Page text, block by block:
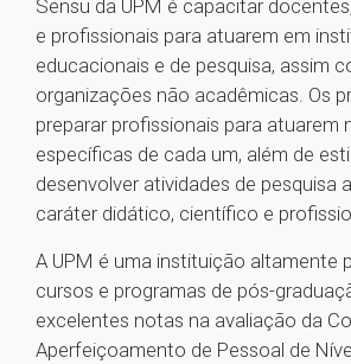
Sensu da UPM é capacitar
e profissionais para atuarem em
educacionais e de pesquisa, assim
organizações não acadêmicas. Os
preparar profissionais para atuarem
específicas de cada um, além de
desenvolver atividades de pesquisa
caráter didático, científico e
A UPM é uma instituição altamente
cursos e programas de pós-
excelentes notas na avaliação da
Aperfeiçoamento de Pessoal de